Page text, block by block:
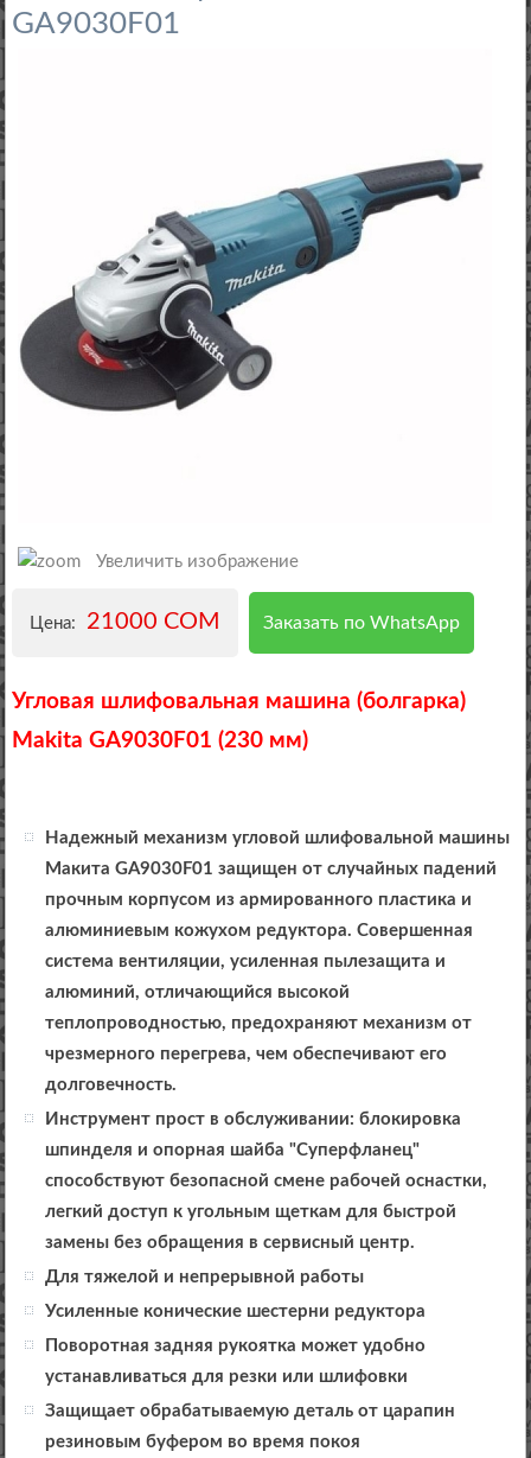
GA9030F01
Увеличить изображение
Цена: 21000 COM Заказать по WhatsApp
Угловая шлифовальная машина (болгарка)
Makita GA9030F01 (230 мм)
Надежный механизм угловой шлифовальной машины
Макита GA9030F01 защищен от случайных падений
прочным корпусом из армированного пластика и
алюминиевым кожухом редуктора. Совершенная
система вентиляции, усиленная пылезащита и
алюминий, отличающийся высокой
теплопроводностью, предохраняют механизм от
чрезмерного перегрева, чем обеспечивают его
долговечность.
Инструмент прост в обслуживании: блокировка
шпинделя и опорная шайба "Суперфланец"
способствуют безопасной смене рабочей оснастки,
легкий доступ к угольным щеткам для быстрой
замены без обращения в сервисный центр.
Для тяжелой и непрерывной работы
Усиленные конические шестерни редуктора
Поворотная задняя рукоятка может удобно
устанавливаться для резки или шлифовки
Защищает обрабатываемую деталь от царапин
резиновым буфером во время покоя